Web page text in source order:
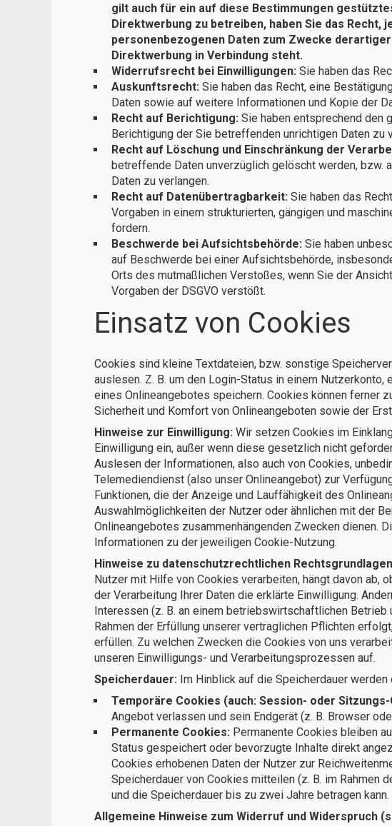
gilt auch für ein auf diese Bestimmungen
Direktwerbung zu betreiben, haben Sie das
personenbezogenen Daten zum Zwecke
Direktwerbung in Verbindung steht.
Widerrufsrecht bei Einwilligungen: Sie haben das
Auskunftsrecht: Sie haben das Recht, eine
Daten sowie auf weitere Informationen und Kopie der
Recht auf Berichtigung: Sie haben entsprechend den
Berichtigung der Sie betreffenden unrichtigen Daten zu
Recht auf Löschung und Einschränkung der
betreffende Daten unverzüglich gelöscht werden, bzw.
Daten zu verlangen.
Recht auf Datenübertragbarkeit: Sie haben das
Vorgaben in einem strukturierten, gängigen und
fordern.
Beschwerde bei Aufsichtsbehörde: Sie haben
auf Beschwerde bei einer Aufsichtsbehörde,
Orts des mutmaßlichen Verstoßes, wenn Sie der
Vorgaben der DSGVO verstößt.
Einsatz von Cookies
Cookies sind kleine Textdateien, bzw. sonstige
auslesen. Z. B. um den Login-Status in einem
eines Onlineangebotes speichern. Cookies können ferner
Sicherheit und Komfort von Onlineangeboten sowie der
Hinweise zur Einwilligung: Wir setzen Cookies im
Einwilligung ein, außer wenn diese gesetzlich nicht
Auslesen der Informationen, also auch von Cookies,
Telemediendienst (also unser Onlineangebot) zur
Funktionen, die der Anzeige und Lauffähigkeit des
Auswahlmöglichkeiten der Nutzer oder ähnlichen mit der
Onlineangebotes zusammenhängenden Zwecken dienen.
Informationen zu der jeweiligen Cookie-Nutzung.
Hinweise zu datenschutzrechtlichen
Nutzer mit Hilfe von Cookies verarbeiten, hängt davon ab,
der Verarbeitung Ihrer Daten die erklärte Einwilligung.
Interessen (z. B. an einem betriebswirtschaftlichen
Rahmen der Erfüllung unserer vertraglichen Pflichten
erfüllen. Zu welchen Zwecken die Cookies von uns
unseren Einwilligungs- und Verarbeitungsprozessen auf.
Speicherdauer: Im Hinblick auf die Speicherdauer
Temporäre Cookies (auch: Session- oder
Angebot verlassen und sein Endgerät (z. B. Browser
Permanente Cookies: Permanente Cookies bleiben
Status gespeichert oder bevorzugte Inhalte direkt
Cookies erhobenen Daten der Nutzer zur
Speicherdauer von Cookies mitteilen (z. B. im Rahmen
und die Speicherdauer bis zu zwei Jahre betragen kann.
Allgemeine Hinweise zum Widerruf und Widerspruch